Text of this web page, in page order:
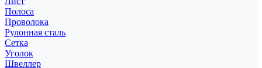
Полоса
Проволока
Рулонная сталь
Сетка
Уголок
Швеллер